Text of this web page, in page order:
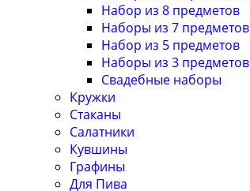
Набор из 8 предметов
Наборы из 7 предметов
Набор из 5 предметов
Наборы из 3 предметов
Свадебные наборы
Кружки
Стаканы
Салатники
Кувшины
Графины
Для Пива